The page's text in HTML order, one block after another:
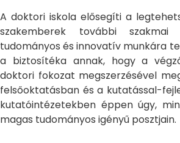
A doktori iskola elősegíti a
szakemberek további szakmai
tudományos és innovatív munkára
a biztosítéka annak, hogy a
doktori fokozat megszerzésével
felsőoktatásban és a kutatással-
kutatóintézetekben éppen úgy,
magas tudományos igényű posztjain.